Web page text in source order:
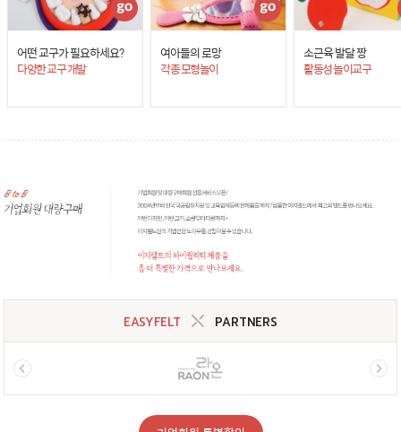
어떤 교구가 필요하세요?
다양한 교구 개발
여아들의 로망
각종 모형놀이
소근육 발달 짱
활동성 놀이교구
EASYFELT PARTNERS